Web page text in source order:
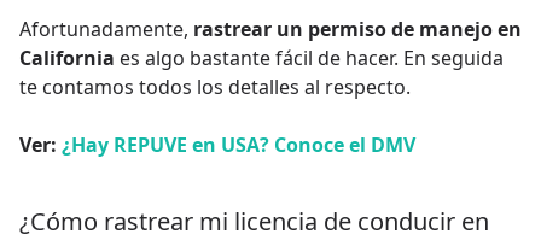
Afortunadamente, rastrear un permiso de manejo en
California es algo bastante fácil de hacer. En seguida
te contamos todos los detalles al respecto.
Ver: ¿Hay REPUVE en USA? Conoce el DMV
¿Cómo rastrear mi licencia de conducir en